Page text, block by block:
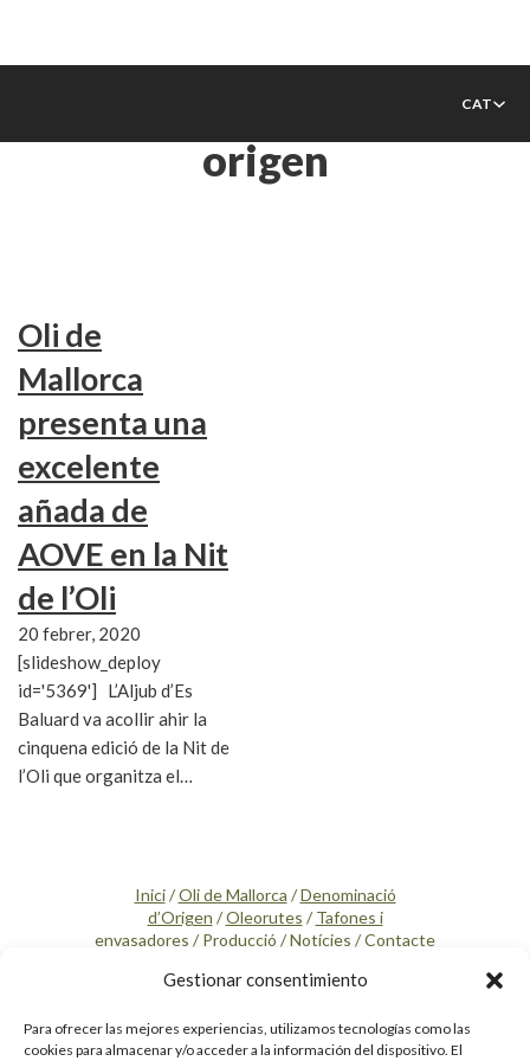
Gestionar consentimiento
Para ofrecer las mejores experiencias, utilizamos tecnologías como las
cookies para almacenar y/o acceder a la información del dispositivo. El
CAT
denominación de
origen
Oli de
Mallorca
presenta una
excelente
añada de
AOVE en la Nit
de l’Oli
20 febrer, 2020
[slideshow_deploy
id='5369'] L’Aljub d’Es
Baluard va acollir ahir la
cinquena edició de la Nit de
l’Oli que organitza el…
Inici/Oli de Mallorca /Denominació
d’Origen /Oleorutes / Tafones i
envasadores / Producció /Notícies /Contacte